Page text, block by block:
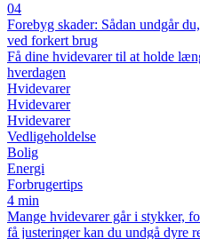
04
Forebyg skader: Sådan undgår
ved forkert brug
Få dine hvidevarer til at holde
hverdagen
Hvidevarer
Hvidevarer
Hvidevarer
Vedligeholdelse
Bolig
Energi
Forbrugertips
4 min
Mange hvidevarer går i stykker,
få justeringer kan du undgå dyre